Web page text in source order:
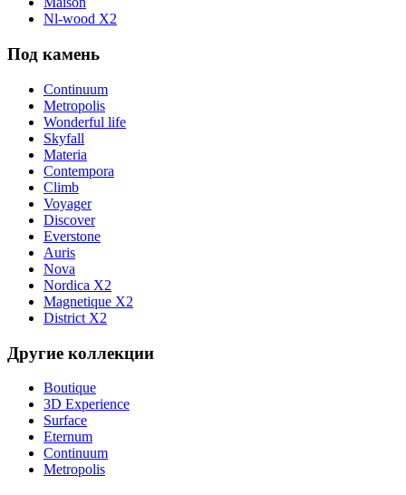
Nl-wood X2
Под камень
Continuum
Metropolis
Wonderful life
Skyfall
Materia
Contempora
Climb
Voyager
Discover
Everstone
Auris
Nova
Nordica X2
Magnetique X2
District X2
Другие коллекции
Boutique
3D Experience
Surface
Eternum
Continuum
Metropolis